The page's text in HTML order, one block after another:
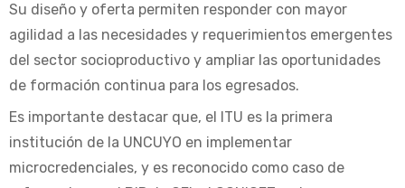
Su diseño y oferta permiten responder con mayor
agilidad a las necesidades y requerimientos emergentes
del sector socioproductivo y ampliar las oportunidades
de formación continua para los egresados.
Es importante destacar que, el ITU es la primera
institución de la UNCUYO en implementar
microcredenciales, y es reconocido como caso de